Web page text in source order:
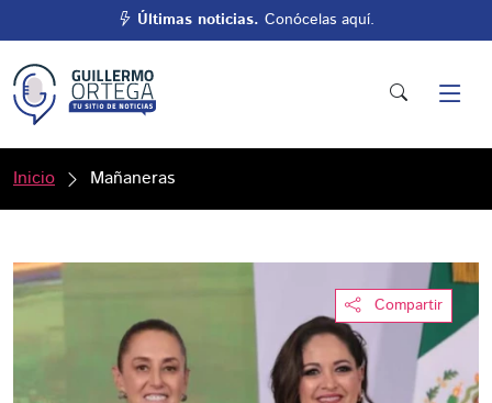
Últimas noticias. Conócelas aquí.
Inicio Mañaneras
Compartir